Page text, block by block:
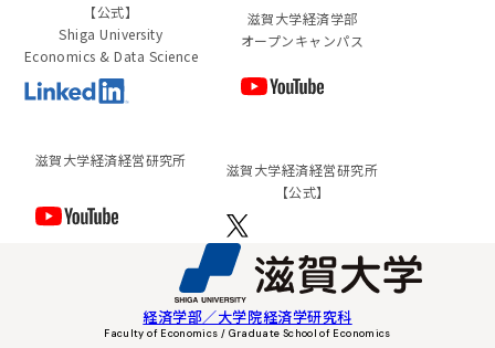
【公式】
Shiga University
Economics & Data Science
滋賀大学経済学部
オープンキャンパス
滋賀⼤学経済経営研究所
滋賀⼤学経済経営研究所
【公式】
経済学部／大学院経済学研究科
Faculty of Economics / Graduate School of Economics